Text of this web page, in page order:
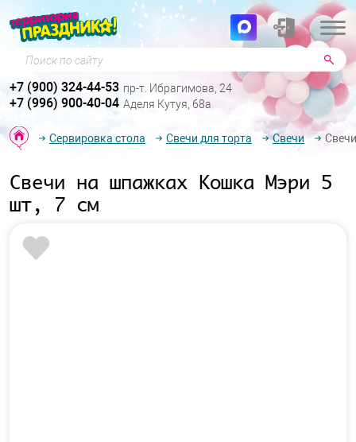
Поиск по сайту
+7 (900) 324-44-53 пр-т. Ибрагимова, 24
+7 (996) 900-40-04 Аделя Кутуя, 68а
Сервировка стола Свечи для торта Свечи
Свечи на шпажках Кошка Мэри 5
шт, 7 см